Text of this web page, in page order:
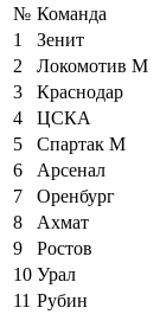
№ Команда
1
Зенит
2
Локомотив М
3
Краснодар
4
ЦСКА
5
Спартак М
6
Арсенал
7
Оренбург
8
Ахмат
9
Ростов
10 Урал
11 Рубин